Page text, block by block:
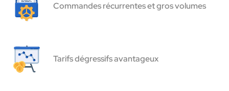
Commandes récurrentes et gros volumes
Tarifs dégressifs avantageux